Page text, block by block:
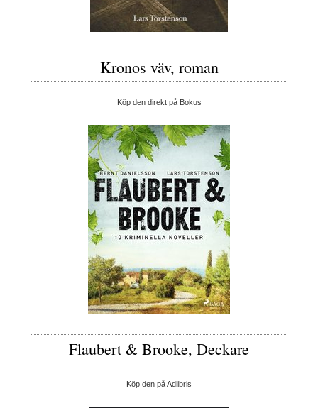
Kronos väv, roman
Köp den direkt på Bokus
Flaubert & Brooke, Deckare
Köp den på Adlibris